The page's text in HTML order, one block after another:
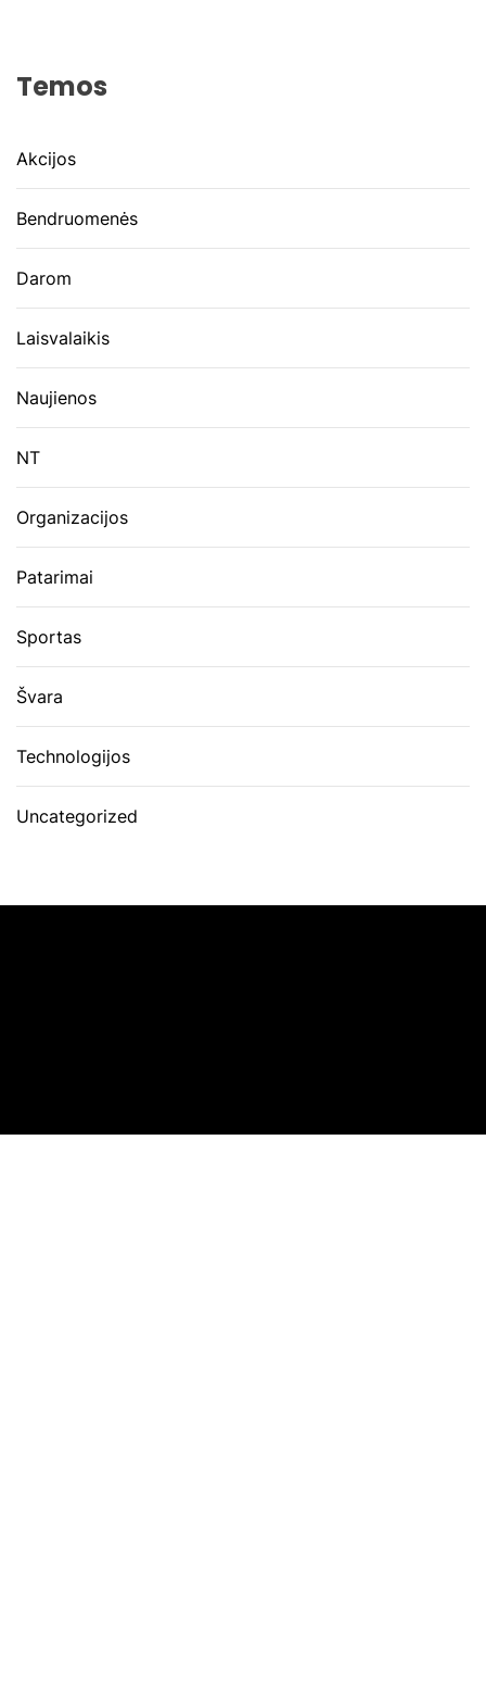
Temos
Akcijos
Bendruomenės
Darom
Laisvalaikis
Naujienos
NT
Organizacijos
Patarimai
Sportas
Švara
Technologijos
Uncategorized